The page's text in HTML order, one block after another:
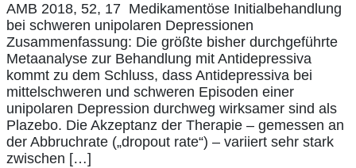
AMB 2018, 52, 17 Medikamentöse Initialbehandlung
bei schweren unipolaren Depressionen
Zusammenfassung: Die größte bisher durchgeführte
Metaanalyse zur Behandlung mit Antidepressiva
kommt zu dem Schluss, dass Antidepressiva bei
mittelschweren und schweren Episoden einer
unipolaren Depression durchweg wirksamer sind als
Plazebo. Die Akzeptanz der Therapie – gemessen an
der Abbruchrate („dropout rate“) – variiert sehr stark
zwischen […]